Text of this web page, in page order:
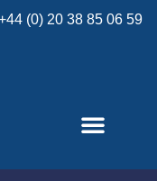
(0) 20 38 85 06 59